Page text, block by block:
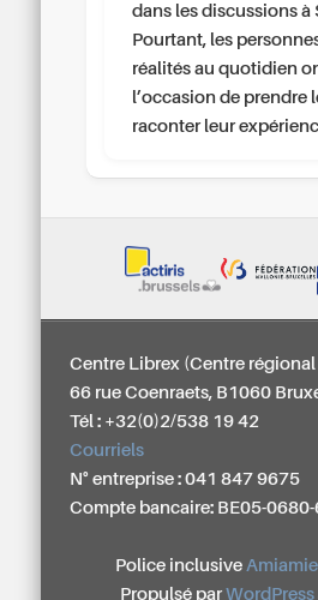
dans les discussions à
Pourtant, les
réalités au quotidien
l’occasion de prendre
raconter leur
Centre Librex (Centre
66 rue Coenraets, B1060
Tél : +32(0)2/538 19 42
Courriels
N° entreprise : 041 847 9675
Compte bancaire: BE05-
Police inclusive Amiamie
Propulsé par WordPress